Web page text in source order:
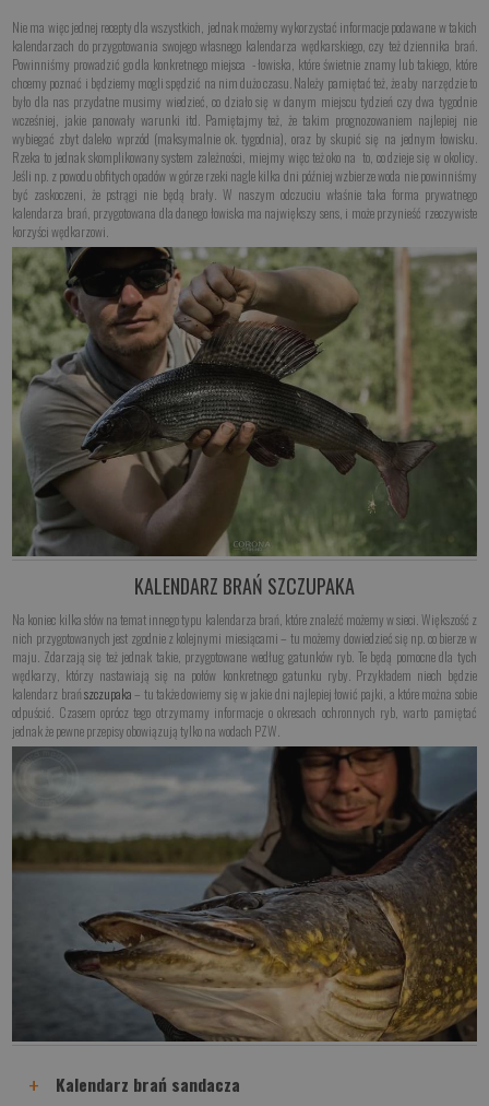
Nie ma więc jednej recepty dla wszystkich, jednak możemy wykorzystać informacje podawane w takich
kalendarzach do przygotowania swojego własnego kalendarza wędkarskiego, czy też dziennika brań.
Powinniśmy prowadzić go dla konkretnego miejsca - łowiska, które świetnie znamy lub takiego, które
chcemy poznać i będziemy mogli spędzić na nim dużo czasu. Należy pamiętać też, że aby narzędzie to
było dla nas przydatne musimy wiedzieć, co działo się w danym miejscu tydzień czy dwa tygodnie
wcześniej, jakie panowały warunki itd. Pamiętajmy też, że takim prognozowaniem najlepiej nie
wybiegać zbyt daleko wprzód (maksymalnie ok. tygodnia), oraz by skupić się na jednym łowisku.
Rzeka to jednak skomplikowany system zależności, miejmy więc też oko na to, co dzieje się w okolicy.
Jeśli np. z powodu obfitych opadów w górze rzeki nagle kilka dni później wzbierze woda nie powinniśmy
być zaskoczeni, że pstrągi nie będą brały. W naszym odczuciu właśnie taka forma prywatnego
kalendarza brań, przygotowana dla danego łowiska ma największy sens, i może przynieść rzeczywiste
korzyści wędkarzowi.
KALENDARZ BRAŃ SZCZUPAKA
Na koniec kilka słów na temat innego typu kalendarza brań, które znaleźć możemy w sieci. Większość z
nich przygotowanych jest zgodnie z kolejnymi miesiącami – tu możemy dowiedzieć się np. co bierze w
maju. Zdarzają się też jednak takie, przygotowane według gatunków ryb. Te będą pomocne dla tych
wędkarzy, którzy nastawiają się na połów konkretnego gatunku ryby. Przykładem niech będzie
kalendarz brańszczupaka– tu także dowiemy się w jakie dni najlepiej łowić pajki, a które można sobie
odpuścić. Czasem oprócz tego otrzymamy informacje o okresach ochronnych ryb, warto pamiętać
jednak że pewne przepisy obowiązują tylko na wodach PZW.
+ Kalendarz brań sandacza